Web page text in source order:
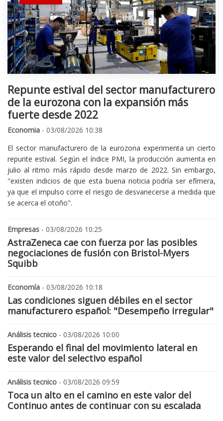
Repunte estival del sector manufacturero
de la eurozona con la expansión más
fuerte desde 2022
Economia - 03/08/2026 10:38
El sector manufacturero de la eurozona experimenta un cierto
repunte estival. Según el índice PMI, la producción aumenta en
julio al ritmo más rápido desde marzo de 2022. Sin embargo,
"existen indicios de que esta buena noticia podría ser efímera,
ya que el impulso corre el riesgo de desvanecerse a medida que
se acerca el otoño".
Empresas - 03/08/2026 10:25
AstraZeneca cae con fuerza por las posibles
negociaciones de fusión con Bristol-Myers
Squibb
Economía - 03/08/2026 10:18
Las condiciones siguen débiles en el sector
manufacturero español: "Desempeño irregular"
Análisis tecnico - 03/08/2026 10:00
Esperando el final del movimiento lateral en
este valor del selectivo español
Análisis tecnico - 03/08/2026 09:59
Toca un alto en el camino en este valor del
Continuo antes de continuar con su escalada